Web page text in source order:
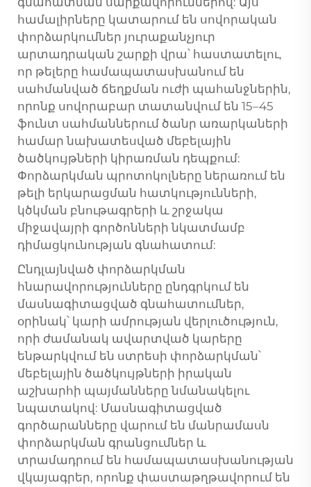
համալիրները կատարում են սովորական
փորձարկումներ յուրաքանչյուր
արտադրական շարքի վրա՝ հաստատելու,
որ թելերը համապատասխանում են
սահմանված ճեղքման ուժի պահանջներին,
որոնք սովորաբար տատանվում են 15–45
ֆունտ սահմաններում ծանր առարկաների
համար նախատեսված մեբելային
ծածկույթների կիրառման դեպքում:
Փորձարկման պրոտոկոլները ներառում են
թելի երկարացման հատկությունների,
կծկման բնութագրերի և շրջակա
միջավայրի գործոնների նկատմամբ
դիմացկունության գնահատում:
Ընդլայնված փորձարկման
հնարավորությունները ընդգրկում են
մասնագիտացված գնահատումներ,
օրինակ՝ կարի ամրության վերլուծություն,
որի ժամանակ ավարտված կարերը
ենթարկվում են ստրեսի փորձարկման՝
մեբելային ծածկույթների իրական
աշխարհի պայմանները նմանակելու
նպատակով: Մասնագիտացված
գործարանները վարում են մանրամասն
փորձարկման գրանցումներ և
տրամադրում են համապատասխանության
վկայագրեր, որոնք փաստաթղթավորում են